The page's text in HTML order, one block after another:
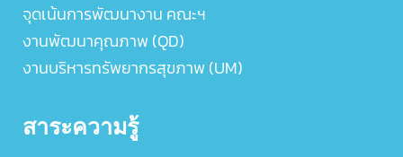
จุดเน้นการพัฒนางาน คณะฯ
งานพัฒนาคุณภาพ (QD)
งานบริหารทรัพยากรสุขภาพ (UM)
สาระความรู้